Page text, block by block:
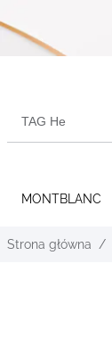
content
products
MONTBLANC
Strona główna